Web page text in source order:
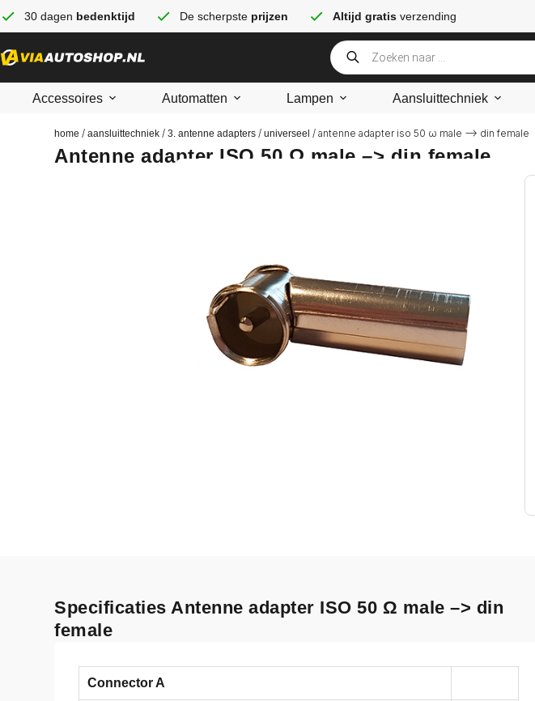
30 dagen bedenktijd De scherpste prijzen Altijd gratis verzending
Accessoires Automatten Lampen Aansluittechniek
home /aansluittechniek /3. antenne adapters /universeel / antenne adapter iso 50 ω male –> din female
Antenne adapter ISO 50 Ω male –> din female
Specificaties Antenne adapter ISO 50 Ω male –> din
female
Connector A